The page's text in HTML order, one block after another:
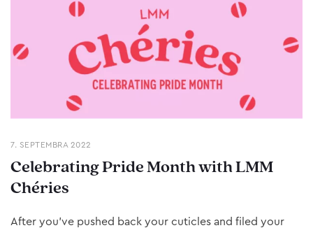
7. SEPTEMBRA 2022
Celebrating Pride Month with LMM
Chéries
After you’ve pushed back your cuticles and filed your